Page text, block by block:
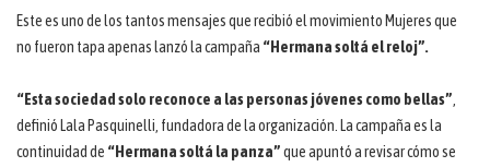
Este es uno de los tantos mensajes que recibió el movimiento Mujeres que
no fueron tapa apenas lanzó la campaña “Hermana soltá el reloj”.
“Esta sociedad solo reconoce a las personas jóvenes como bellas”
definió Lala Pasquinelli, fundadora de la organización. La campaña es la
continuidad de “Hermana soltá la panza”que apuntó a revisar cómo se